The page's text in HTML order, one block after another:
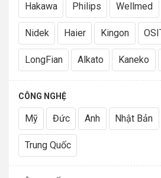
TẠI SAO NÊN
OXY YUWELL 7F-
1. Độ tinh khiết của dòng
Một trong những tính năng nổi
nhờ cầu tạo của máy xử lý nguồn
Hakawa Philips Wellmed
Nidek Haier Kingon
LongFian Alkato Kaneko
CÔNG NGHỆ
Mỹ Đức Anh Nhật Bản
Trung Quốc